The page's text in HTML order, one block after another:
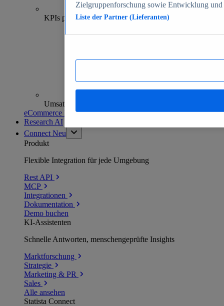
70+
KPIs pro Shop
Umsatzanalysen und -prognosen
eCommerce Insights entdecken
Research AI
Connect Neu
Produkt
Flexible Integration für jede Umgebung
Rest API
MCP
Integrationen
Dokumentation
Demo buchen
KI-Assistenten
Schnelle Antworten, menschengeprüfte Insights
Marktforschung
Strategie
Marketing & PR
Sales
Alle ansehen
Statista Connect
Zielgruppenforschung sowie Entwicklung
Liste der Partner (Lieferanten)